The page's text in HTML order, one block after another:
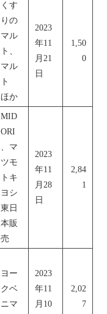
くす
りの
マル
ト、
マル
ト
ほか
2023
年11
月21
日
1,50
0
MID
ORI
、マ
ツモ
トキ
ヨシ
東日
本販
売
2023
年11
月28
日
2,84
1
ヨー
クベ
ニマ
2023
年11
月10
2,02
7